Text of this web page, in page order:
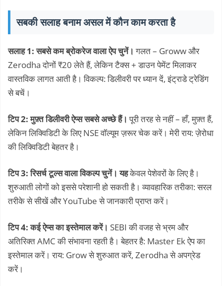
सबकी सलाह बनाम असल में कौन काम करता है
सलाह 1: सबसे कम ब्रोकरेज वाला ऐप चुनें। गलत – Groww और
Zerodha दोनों ₹20 लेते हैं, लेकिन टैक्स + डाउन पेमेंट मिलाकर
वास्तविक लागत आती है। विकल्प: डिलीवरी पर ध्यान दें, इंट्राडे ट्रेडिंग
से बचें।
टिप 2: मुफ़्त डिलीवरी ऐप्स सबसे अच्छे हैं। पूरी तरह से नहीं – हाँ, मुफ़्त हैं,
लेकिन लिक्विडिटी के लिए NSE वॉल्यूम ज़रूर चेक करें। मेरी राय: ज़ेरोधा
की लिक्विडिटी बेहतर है।
टिप 3: रिसर्च टूल्स वाला विकल्प चुनें। यहकेवल पेशेवरों के लिए है।
शुरुआती लोगों को इससे परेशानी हो सकती है। व्यावहारिक तरीका: सरल
तरीके से सीखें और YouTube से जानकारी प्राप्त करें।
टिप 4: कई ऐप्स का इस्तेमाल करें। SEBI की वजह से भ्रम और
अतिरिक्त AMC की संभावना रहती है। बेहतर है: Master Ek ऐप का
इस्तेमाल करें। राय: Grow से शुरुआत करें, Zerodha से अपग्रेड
करें।